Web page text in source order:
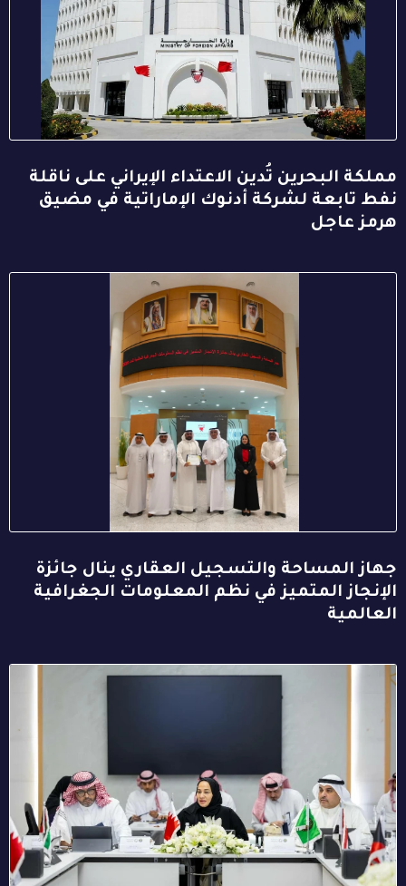
مملكة البحرين تُدين الاعتداء الإيراني على ناقلة
نفط تابعة لشركة أدنوك الإماراتية في مضيق
هرمز عاجل
جهاز المساحة والتسجيل العقاري ينال جائزة
الإنجاز المتميز في نظم المعلومات الجغرافية
العالمية